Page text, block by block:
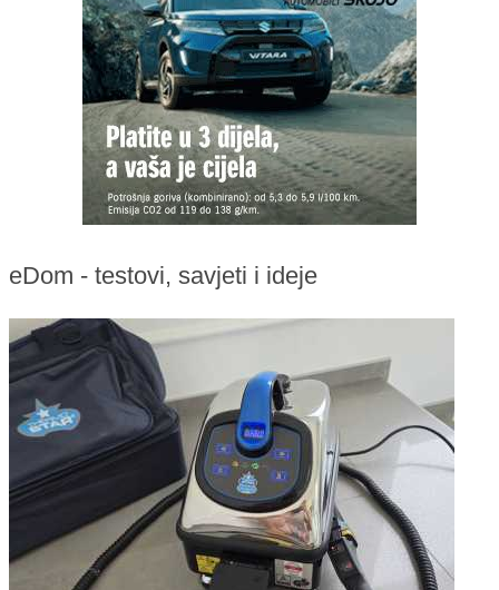
eDom - testovi, savjeti i ideje